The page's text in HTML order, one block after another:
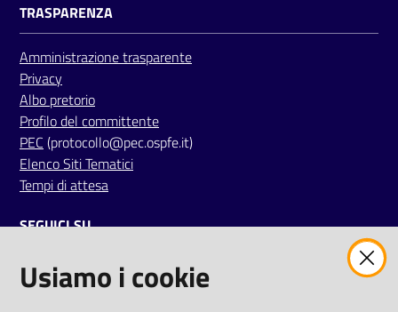
r
i
t
à
d
i
g
e
n
r
TRASPARENZA
Amministrazione trasparente
Privacy
Albo pretorio
Profilo del committente
PEC (protocollo@pec.ospfe.it)
Elenco Siti Tematici
Tempi di attesa
SEGUICI SU
twitterfacebookyoutube
Usiamo i cookie